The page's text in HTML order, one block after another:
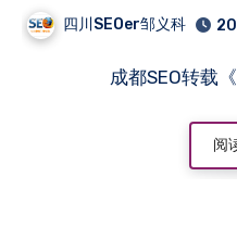
四川SEOer邹义科
成都SEO转
阅